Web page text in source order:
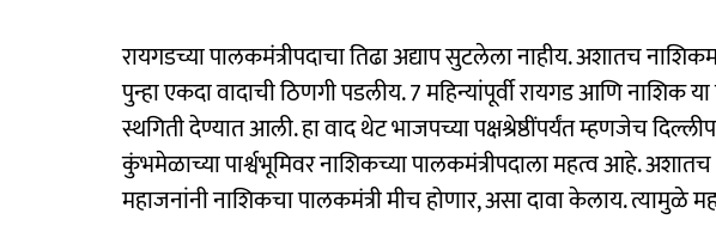
रायगडच्या पालकमंत्रीपदाचा तिढा अद्याप सुटलेला नाहीय. अशातच
पुन्हा एकदा वादाची ठिणगी पडलीय. 7 महिन्यांपूर्वी रायगड आणि नाशिक या
स्थगिती देण्यात आली. हा वाद थेट भाजपच्या पक्षश्रेष्ठींपर्यंत म्हणजेच
कुंभमेळाच्या पार्श्वभूमिवर नाशिकच्या पालकमंत्रीपदाला महत्व आहे.
महाजनांनी नाशिकचा पालकमंत्री मीच होणार, असा दावा केलाय. त्यामुळे